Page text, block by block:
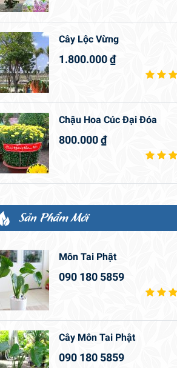
Cây Lộc Vừng
1.800.000₫
Chậu Hoa Cúc Đại Đóa
800.000₫
Sản Phẩm Mới
Môn Tai Phật
090 180 5859
Cây Môn Tai Phật
090 180 5859